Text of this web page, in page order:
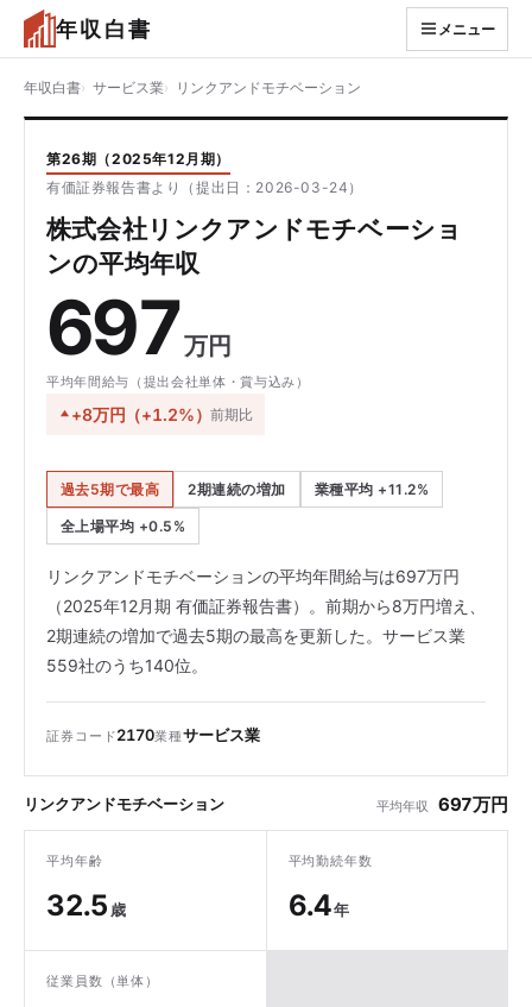
年収白書 メニュー
年収白書 サービス業 リンクアンドモチベーション
第26期（2025年12月期）
有価証券報告書より（提出日：2026-03-24）
株式会社リンクアンドモチベーショ
ンの平均年収
697万円
平均年間給与（提出会社単体・賞与込み）
+8万円（+1.2%）前期比
過去5期で最高 2期連続の増加 業種平均 +11.2%
全上場平均 +0.5%
リンクアンドモチベーションの平均年間給与は697万円
（2025年12月期 有価証券報告書）。前期から8万円増え、
2期連続の増加で過去5期の最高を更新した。サービス業
559社のうち140位。
証券コード2170業種サービス業
リンクアンドモチベーション 平均年収 697万円
平均年齢
32.5 歳
平均勤続年数
6.4年
従業員数（単体）